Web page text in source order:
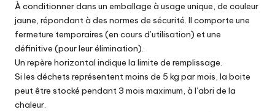
À conditionner dans un emballage à usage unique, de couleur
jaune, répondant à des normes de sécurité. Il comporte une
fermeture temporaires (en cours d’utilisation) et une
définitive (pour leur élimination).
Un repère horizontal indique la limite de remplissage.
Si les déchets représentent moins de 5 kg par mois, la boite
peut être stocké pendant 3 mois maximum, à l’abri de la
chaleur.